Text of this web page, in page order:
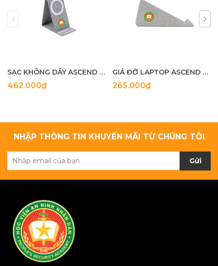
SẠC KHÔNG DÂY ASCEND CHARGE ECO
462.000₫
GIÁ ĐỠ LAPTOP ASCEND ECO
265.000₫
NHẬP THÔNG TIN KHUYẾN MÃI TỪ CHÚNG TÔI
Gửi